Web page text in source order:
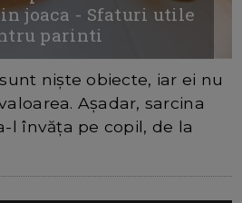
joaca - Sfaturi utile
parinti
niște obiecte, iar ei nu
Așadar, sarcina
l învăța pe copil, de la